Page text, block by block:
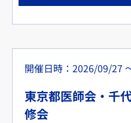
開催日時：2026/09/27
東京都医師会・千
修会